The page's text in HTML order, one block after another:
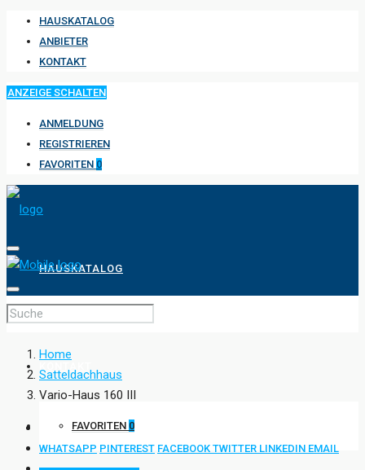
HAUSKATALOG
ANBIETER
KONTAKT
ANZEIGE SCHALTEN
ANMELDUNG
REGISTRIEREN
FAVORITEN 0
HAUSKATALOG
ANBIETER
FAVORITEN 0
Home
Satteldachhaus
Vario-Haus 160 III
WHATSAPP PINTEREST FACEBOOK TWITTER LINKEDIN EMAIL